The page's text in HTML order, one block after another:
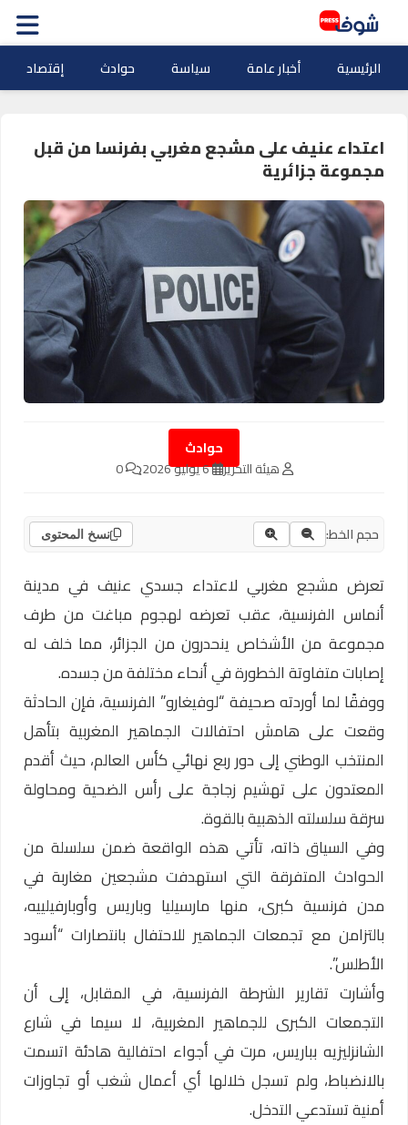
الرئيسية أخبار عامة سياسة حوادث إقتصاد
اعتداء عنيف على مشجع مغربي بفرنسا من قبل
مجموعة جزائرية
حوادث
هيئة التحرير 6 يوليو 2026 0
حجم الخط: نسخ المحتوى
تعرض مشجع مغربي لاعتداء جسدي عنيف في مدينة
أنماس الفرنسية، عقب تعرضه لهجوم مباغت من طرف
مجموعة من الأشخاص ينحدرون من الجزائر، مما خلف له
إصابات متفاوتة الخطورة في أنحاء مختلفة من جسده.
ووفقًا لما أوردته صحيفة “لوفيغارو” الفرنسية، فإن الحادثة
وقعت على هامش احتفالات الجماهير المغربية بتأهل
المنتخب الوطني إلى دور ربع نهائي كأس العالم، حيث أقدم
المعتدون على تهشيم زجاجة على رأس الضحية ومحاولة
سرقة سلسلته الذهبية بالقوة.
وفي السياق ذاته، تأتي هذه الواقعة ضمن سلسلة من
الحوادث المتفرقة التي استهدفت مشجعين مغاربة في
مدن فرنسية كبرى، منها مارسيليا وباريس وأوبارفيلييه،
بالتزامن مع تجمعات الجماهير للاحتفال بانتصارات “أسود
الأطلس”.
وأشارت تقارير الشرطة الفرنسية، في المقابل، إلى أن
التجمعات الكبرى للجماهير المغربية، لا سيما في شارع
الشانزليزيه بباريس، مرت في أجواء احتفالية هادئة اتسمت
بالانضباط، ولم تسجل خلالها أي أعمال شغب أو تجاوزات
أمنية تستدعي التدخل.